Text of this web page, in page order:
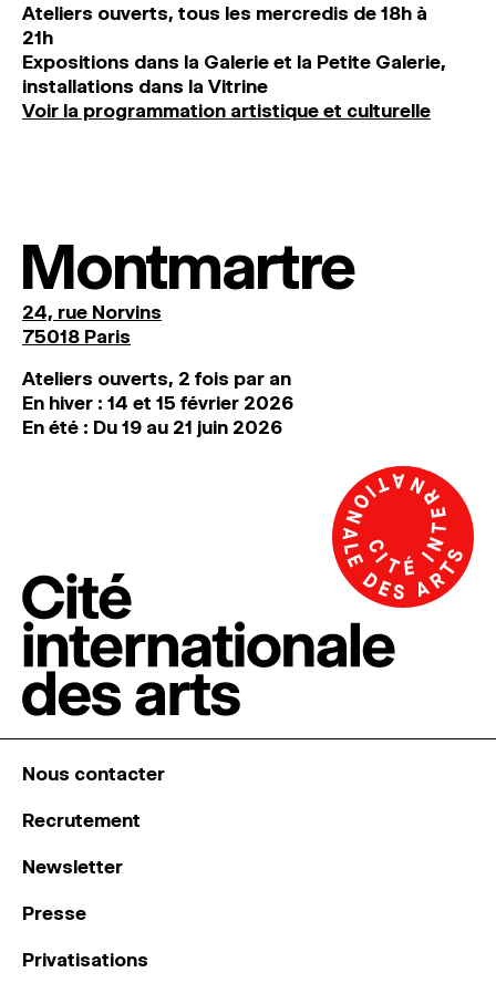
Ateliers ouverts, tous les mercredis de 18h à
21h
Expositions dans la Galerie et la Petite Galerie,
installations dans la Vitrine
Voir la programmation artistique et culturelle
Montmartre
24, rue Norvins
75018 Paris
Ateliers ouverts, 2 fois par an
En hiver : 14 et 15 février 2026
En été : Du 19 au 21 juin 2026
Nous contacter
Recrutement
Newsletter
Presse
Privatisations